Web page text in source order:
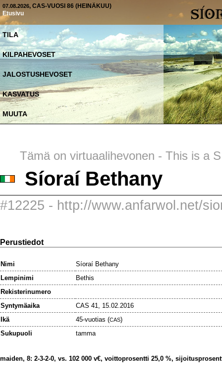
07.08.2026, CAS-VUOSI 86 (HEINÄKUU)
Etusivu
TILA
KILPAHEVOSET
JALOSTUSHEVOSET
KASVATUS
MUUTA
Tämä on virtuaalihevonen - This is a
Síoraí Bethany
#12225 - http://www.anfarwol.net/
Perustiedot
Nimi
Síoraí Bethany
Lempinimi
Bethis
Rekisterinumero
Syntymäaika
CAS 41, 15.02.2016
Ikä
45-vuotias (CAS)
Sukupuoli
tamma
maiden, 8: 2-3-2-0, vs. 102 000 v€, voittoprosentti 25,0 %,